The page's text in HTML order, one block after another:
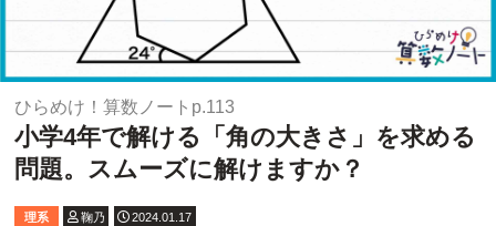
ひらめけ！算数ノートp.113
小学4年で解ける「角の大きさ」を求める
問題。スムーズに解けますか？
理系 鞠乃 2024.01.17